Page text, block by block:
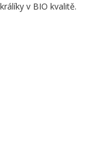
v BIO kvalitě.